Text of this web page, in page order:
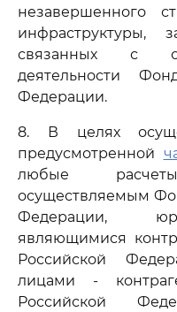
незавершенного
инфраструктуры,
связанных с
деятельности
Федерации.
8. В целях
предусмотренной
любые
осуществляемым
Федерации,
являющимися
Российской
лицами -
Российской